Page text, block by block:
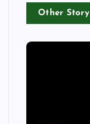
Other Story